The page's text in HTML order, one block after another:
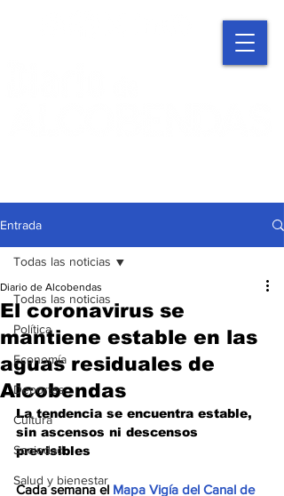
Entrada
Todas las noticias
Política
Economía
Deportes
Cultura
Sociedad
Salud y bienestar
Todas las noticias
El coronavirus se
mantiene estable en las
aguas residuales de
Alcobendas
Diario de Alcobendas
La tendencia se encuentra estable,
sin ascensos ni descensos
previsibles
Cada semana el Mapa Vigía del Canal de